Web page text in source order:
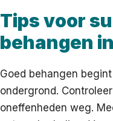
Tips voor
behangen
Goed behangen
ondergrond.
oneffenheden weg.